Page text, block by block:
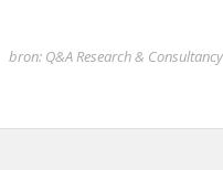
bron: Q&A Research & Consultancy